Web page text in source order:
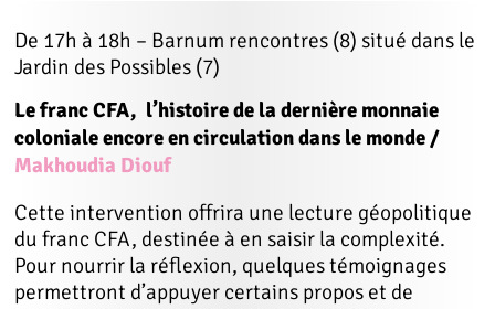
De 17h à 18h – Barnum rencontres (8) situé dans le
Jardin des Possibles (7)
Le franc CFA, l’histoire de la dernière monnaie
coloniale encore en circulation dans le monde /
Makhoudia Diouf
Cette intervention offrira une lecture géopolitique
du franc CFA, destinée à en saisir la complexité.
Pour nourrir la réflexion, quelques témoignages
permettront d’appuyer certains propos et de